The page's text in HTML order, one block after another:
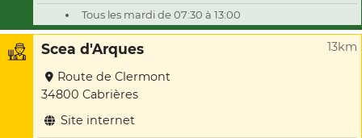
Tous les mardi de 07:30 à 13:00
Scea d'Arques 13km
Route de Clermont
34800 Cabrières
Site internet